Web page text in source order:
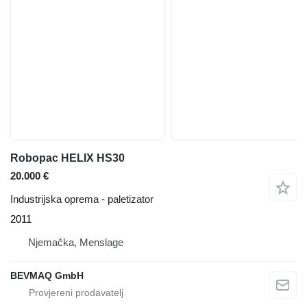
Robopac HELIX HS30
20.000 €
Industrijska oprema - paletizator
2011
Njemačka, Menslage
BEVMAQ GmbH